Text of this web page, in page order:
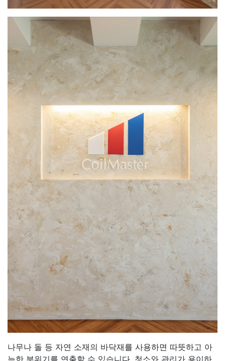
나무나 돌 등 자연 소재의 바닥재를 사용하면 따뜻하고 아
늑한 분위기를 연출할 수 있습니다. 청소와 관리가 용이하